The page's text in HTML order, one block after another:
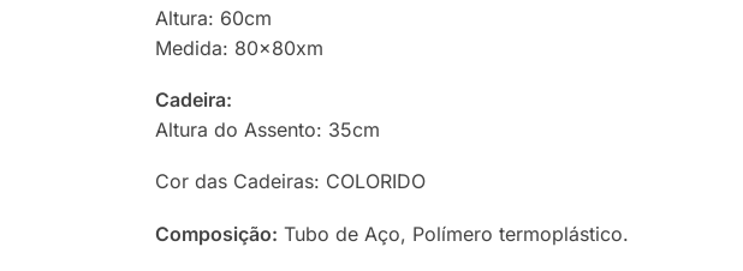
Altura: 60cm
Medida: 80x80xm
Cadeira:
Altura do Assento: 35cm
Cor das Cadeiras: COLORIDO
Composição: Tubo de Aço, Polímero termoplástico.